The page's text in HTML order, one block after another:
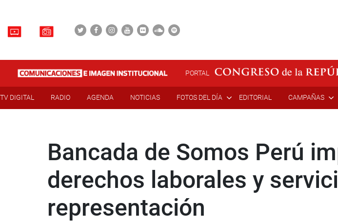
PORTAL
TV DIGITAL RADIO AGENDA NOTICIAS FOTOS DEL DÍA EDITORIAL CAMPAÑAS
Bancada de Somos Perú
derechos laborales y
representación